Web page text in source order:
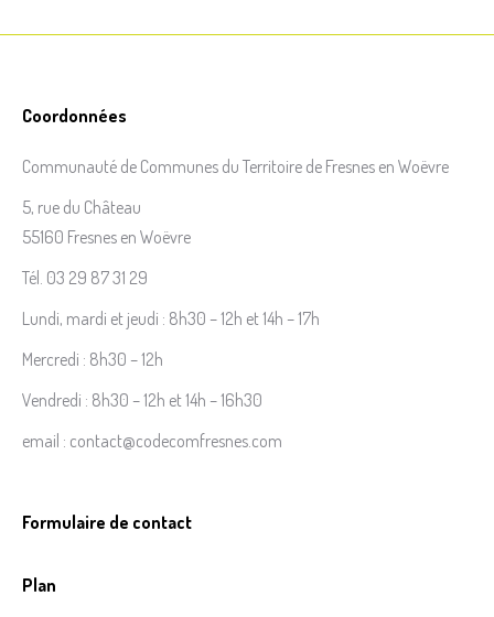
Coordonnées
Communauté de Communes du Territoire de Fresnes en Woëvre
5, rue du Château
55160 Fresnes en Woëvre
Tél. 03 29 87 31 29
Lundi, mardi et jeudi : 8h30 – 12h et 14h – 17h
Mercredi : 8h30 – 12h
Vendredi : 8h30 – 12h et 14h – 16h30
email : contact@codecomfresnes.com
Formulaire de contact
Plan